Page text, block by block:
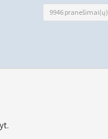
9946 pranešimai(ų)